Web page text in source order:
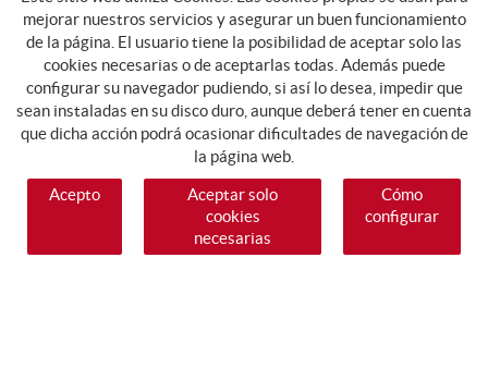
mejorar nuestros servicios y asegurar un buen funcionamiento
de la página. El usuario tiene la posibilidad de aceptar solo las
cookies necesarias o de aceptarlas todas. Además puede
configurar su navegador pudiendo, si así lo desea, impedir que
sean instaladas en su disco duro, aunque deberá tener en cuenta
que dicha acción podrá ocasionar dificultades de navegación de
la página web.
Acepto
Aceptar solo
cookies
necesarias
Cómo
configurar